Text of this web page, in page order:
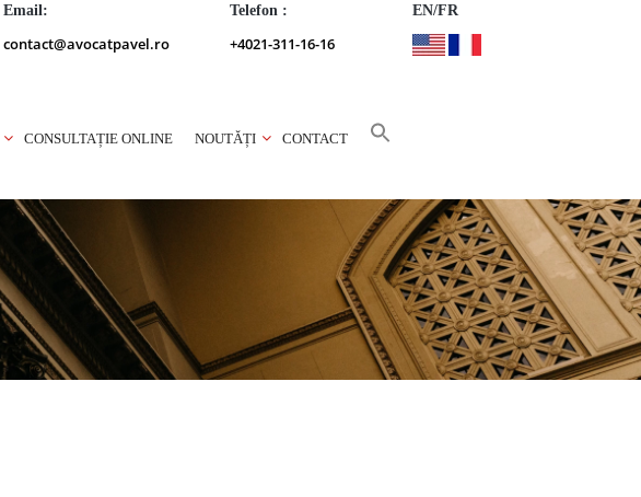
Email:
contact@avocatpavel.ro
Telefon :
+4021-311-16-16
EN/FR
CONSULTAȚIE ONLINE NOUTĂȚI CONTACT